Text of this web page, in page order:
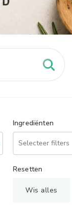
Ingrediënten
Resetten
Wis alles